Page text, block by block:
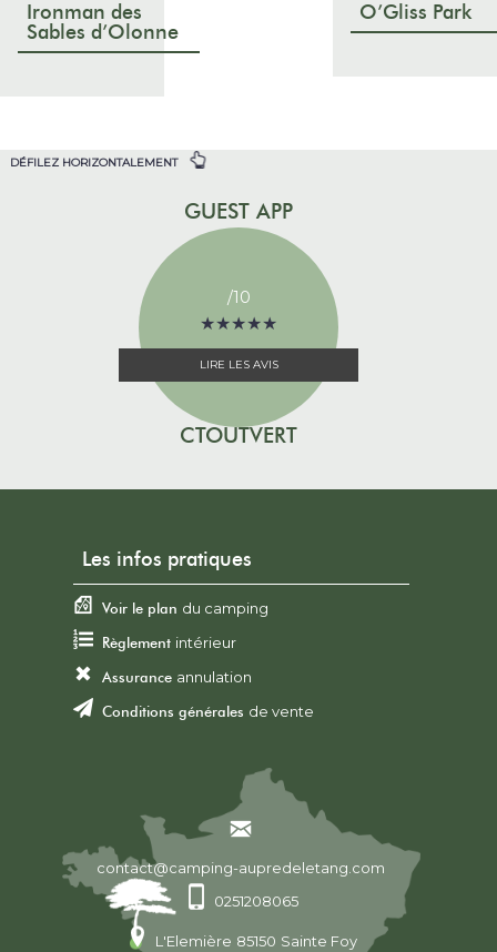
Ironman des
Sables d’Olonne
O’Gliss Park
DÉFILEZ HORIZONTALEMENT
GUEST APP
/10
★★★★★
★★★★★
LIRE LES AVIS
CTOUTVERT
Les infos pratiques
Voir le plan du camping
Règlement intérieur
Assurance annulation
Conditions générales de vente
contact@camping-aupredeletang.com
0251208065
L'Elemière 85150 Sainte Foy